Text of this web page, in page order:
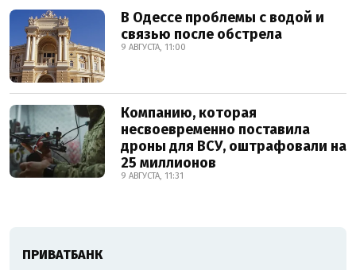
В Одессе проблемы с водой и
связью после обстрела
9 АВГУСТА, 11:00
Компанию, которая
несвоевременно поставила
дроны для ВСУ, оштрафовали на
25 миллионов
9 АВГУСТА, 11:31
ПРИВАТБАНК